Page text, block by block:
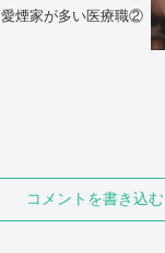
愛煙家が多い医療職②
コメントを書き込む